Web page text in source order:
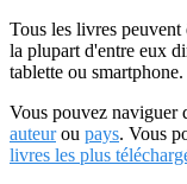
Tous les livres
la plupart d'entre eux
tablette ou smartphone.
Vous pouvez naviguer
auteurou pays. Vous
livres les plus